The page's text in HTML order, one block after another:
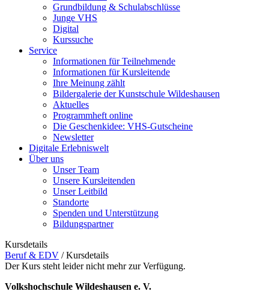
Grundbildung & Schulabschlüsse
Junge VHS
Digital
Kurssuche
Service
Informationen für Teilnehmende
Informationen für Kursleitende
Ihre Meinung zählt
Bildergalerie der Kunstschule Wildeshausen
Aktuelles
Programmheft online
Die Geschenkidee: VHS-Gutscheine
Newsletter
Digitale Erlebniswelt
Über uns
Unser Team
Unsere Kursleitenden
Unser Leitbild
Standorte
Spenden und Unterstützung
Bildungspartner
Kursdetails
Beruf & EDV /Kursdetails
Der Kurs steht leider nicht mehr zur Verfügung.
Volkshochschule Wildeshausen e. V.